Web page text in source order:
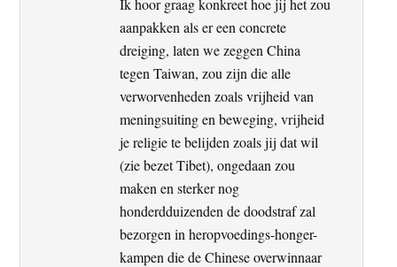
aanpakken als er een concrete
dreiging, laten we zeggen China
tegen Taiwan, zou zijn die alle
verworvenheden zoals vrijheid van
meningsuiting en beweging, vrijheid
je religie te belijden zoals jij dat wil
(zie bezet Tibet), ongedaan zou
maken en sterker nog
honderdduizenden de doodstraf zal
bezorgen in heropvoedings-honger-
kampen die de Chinese overwinnaar